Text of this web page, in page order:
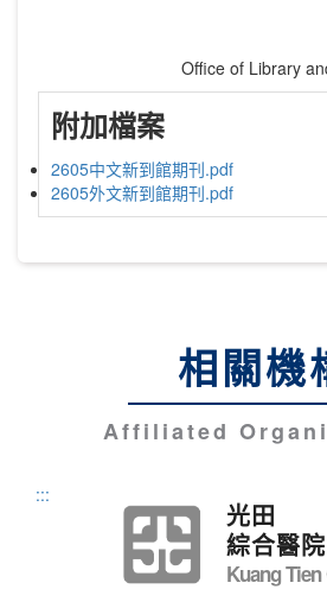
Office of Library
附加檔案
2605中文新到館期刊.pdf
2605外文新到館期刊.pdf
相關機
Affiliated
:::
光田
綜合醫院
Kuang